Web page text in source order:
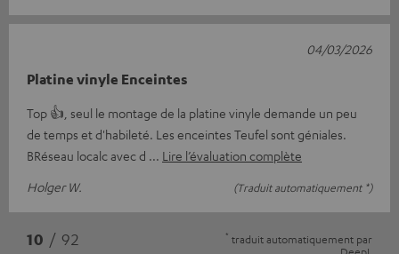
Platine vinyle Enceintes
Top 👍, seul le montage de la platine vinyle demande un peu
de temps et d'habileté. Les enceintes Teufel sont géniales.
BRéseau localc avec d
Lire l’évaluation complète
Holger W.
(Traduit automatiquement *)
04/03/2026
10 / 92 * traduit automatiquement par